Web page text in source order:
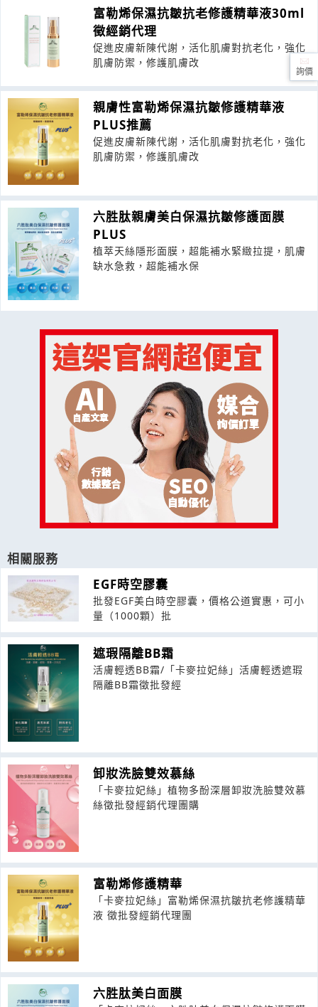
富勒烯保濕抗皺抗老修護精華液30ml
徵經銷代理
促進皮膚新陳代謝，活化肌膚對抗老化，強化
肌膚防禦，修護肌膚改
親膚性富勒烯保濕抗皺修護精華液
PLUS推薦
促進皮膚新陳代謝，活化肌膚對抗老化，強化
肌膚防禦，修護肌膚改
六胜肽親膚美白保濕抗皺修護面膜
PLUS
植萃天絲隱形面膜，超能補水緊緻拉提，肌膚
缺水急救，超能補水保
相關服務
EGF時空膠囊
批發EGF美白時空膠囊，價格公道實惠，可小
量（1000顆）批
遮瑕隔離BB霜
活膚輕透BB霜/「卡麥拉妃絲」活膚輕透遮瑕
隔離BB霜徵批發經
卸妝洗臉雙效慕絲
「卡麥拉妃絲」植物多酚深層卸妝洗臉雙效慕
絲徵批發經銷代理團購
富勒烯修護精華
「卡麥拉妃絲」富勒烯保濕抗皺抗老修護精華
液 徵批發經銷代理團
六胜肽美白面膜
詢價